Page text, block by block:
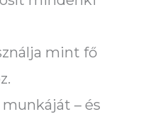
mint fő
– és